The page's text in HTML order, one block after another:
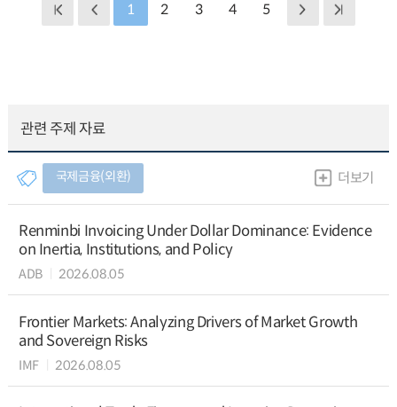
1 2 3 4 5
관련 주제 자료
국제금융(외환) 더보기
Renminbi Invoicing Under Dollar Dominance: Evidence
on Inertia, Institutions, and Policy
ADB 2026.08.05
Frontier Markets: Analyzing Drivers of Market Growth
and Sovereign Risks
IMF 2026.08.05